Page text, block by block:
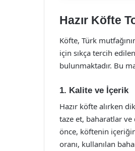
Hazır Köfte
Köfte, Türk
için sıkça tercih
bulunmaktadır. Bu
1. Kalite ve İçerik
Hazır köfte alırken
taze et, baharatlar
önce, köftenin
oranı, kullanılan